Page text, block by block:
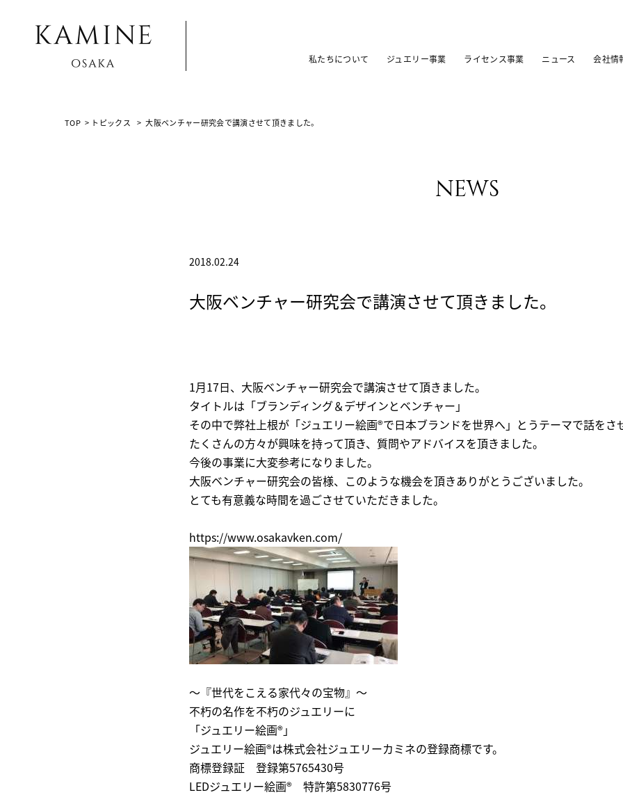
私たちについて ジュエリー事業 ライセンス事業 ニュース 会社情
TOP > トピックス > 大阪ベンチャー研究会で講演させて頂きました。
news
2018.02.24
大阪ベンチャー研究会で講演させて頂きました。
1月17日、大阪ベンチャー研究会で講演させて頂きました。
タイトルは「ブランディング＆デザインとベンチャー」
その中で弊社上根が「ジュエリー絵画®で日本ブランドを世界へ」とうテーマで話をさ
たくさんの方々が興味を持って頂き、質問やアドバイスを頂きました。
今後の事業に大変参考になりました。
大阪ベンチャー研究会の皆様、このような機会を頂きありがとうございました。
とても有意義な時間を過ごさせていただきました。
https://www.osakavken.com/
～『世代をこえる家代々の宝物』～
不朽の名作を不朽のジュエリーに
「ジュエリー絵画®」
ジュエリー絵画®は株式会社ジュエリーカミネの登録商標です。
商標登録証 登録第5765430号
LEDジュエリー絵画® 特許第5830776号